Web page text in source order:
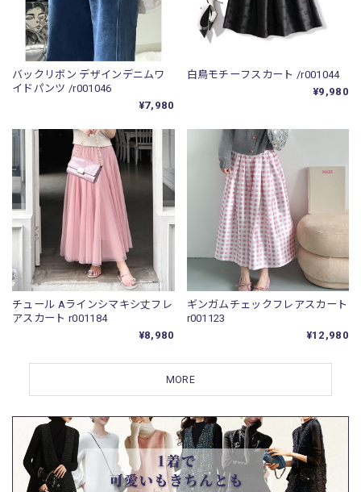
バックリボン デザインデニムワ
イドパンツ /r001046
¥7,980
白鳥モチーフスカート /r001044
¥9,980
チュール Aラインシマキシ丈フレ
アスカート r001184
¥8,980
ギンガムチェックフレアスカート
r001123
¥12,980
MORE